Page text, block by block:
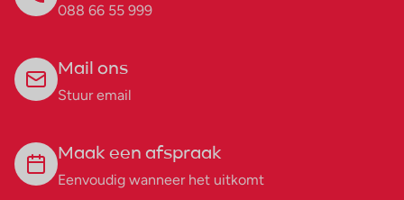
088 66 55 999
Mail ons
Stuur email
Maak een afspraak
Eenvoudig wanneer het uitkomt